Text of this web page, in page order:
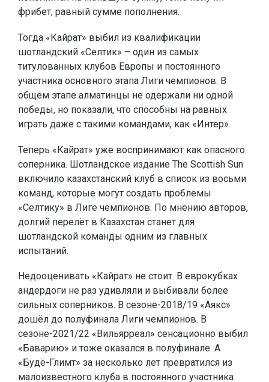
фрибет, равный сумме пополнения.
Тогда «Кайрат» выбил из квалификации
шотландский «Селтик» – один из самых
титулованных клубов Европы и постоянного
участника основного этапа Лиги чемпионов. В
общем этапе алматинцы не одержали ни одной
победы, но показали, что способны на равных
играть даже с такими командами, как «Интер».
Теперь «Кайрат» уже воспринимают как опасного
соперника. Шотландское издание The Scottish Sun
включило казахстанский клуб в список из восьми
команд, которые могут создать проблемы
«Селтику» в Лиге чемпионов. По мнению авторов,
долгий перелёт в Казахстан станет для
шотландской команды одним из главных
испытаний.
Недооценивать «Кайрат» не стоит. В еврокубках
андердоги не раз удивляли и выбивали более
сильных соперников. В сезоне-2018/19 «Аякс»
дошёл до полуфинала Лиги чемпионов. В
сезоне-2021/22 «Вильярреал» сенсационно выбил
«Баварию» и тоже оказался в полуфинале. А
«Будё-Глимт» за несколько лет превратился из
малоизвестного клуба в постоянного участника